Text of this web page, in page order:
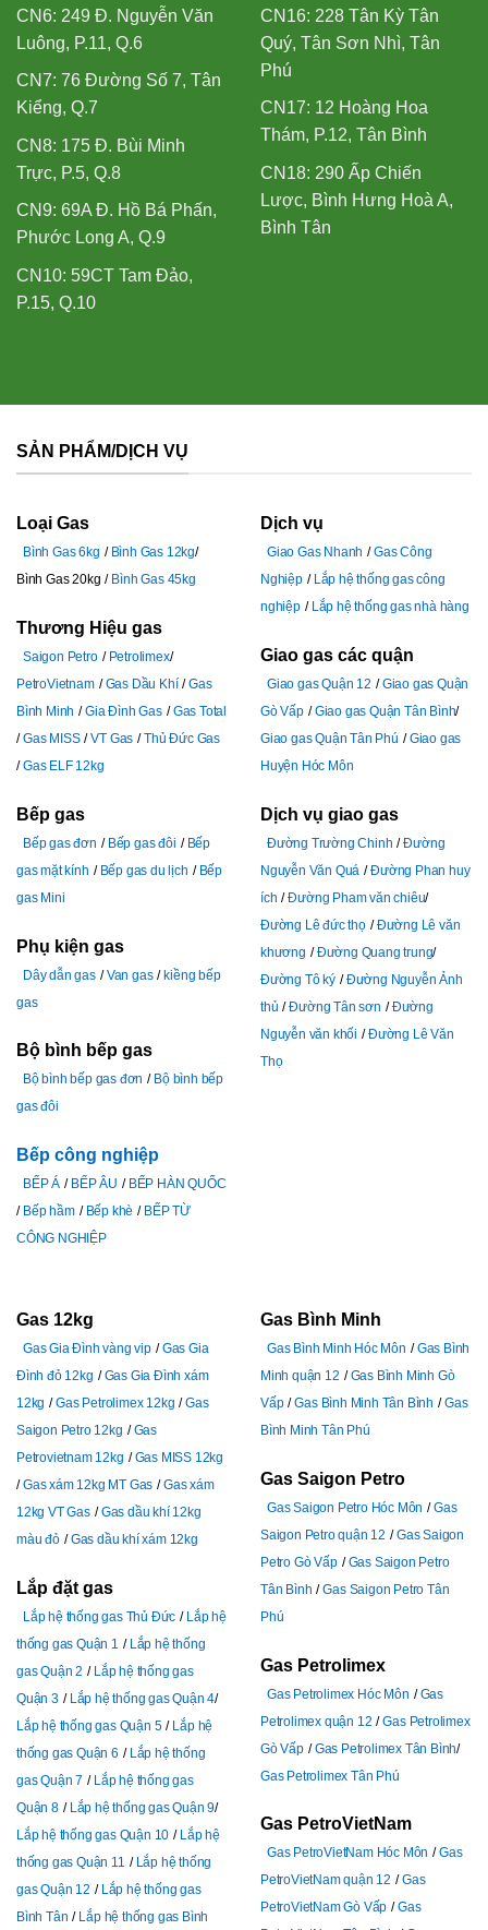
CN6: 249 Đ. Nguyễn Văn
Luông, P.11, Q.6
CN7: 76 Đường Số 7, Tân
Kiểng, Q.7
CN8: 175 Đ. Bùi Minh
Trực, P.5, Q.8
CN9: 69A Đ. Hồ Bá Phấn,
Phước Long A, Q.9
CN10: 59CT Tam Đảo,
P.15, Q.10
CN16: 228 Tân Kỳ Tân
Quý, Tân Sơn Nhì, Tân
Phú
CN17: 12 Hoàng Hoa
Thám, P.12, Tân Bình
CN18: 290 Ấp Chiến
Lược, Bình Hưng Hoà A,
Bình Tân
SẢN PHẨM/DỊCH VỤ
Loại Gas
Bình Gas 6kg
Bình Gas 12kg
Bình Gas 20kg
Bình Gas 45kg
Thương Hiệu gas
Saigon Petro
Petrolimex
PetroVietnam
Gas Dầu Khí
Gas
Bình Minh
Gia Đình Gas
Gas Total
Gas MISS
VT Gas
Thủ Đức Gas
Gas ELF 12kg
Bếp gas
Bếp gas đơn Bếp gas đôi
Bếp
gas mặt kính
Bếp gas du lịch
Bếp
gas Mini
Phụ kiện gas
Dây dẫn gas Van gas
kiềng bếp
gas
Bộ bình bếp gas
Bộ bình bếp gas đơn
Bộ bình bếp
gas đôi
Bếp công nghiệp
BẾP Á BẾP ÂU
BẾP HÀN QUỐC
Bếp hầm
Bếp khè
BẾP TỪ
CÔNG NGHIỆP
Dịch vụ
Giao Gas Nhanh
Gas Công
Nghiệp
Lắp hệ thống gas công
nghiệp
Lắp hệ thống gas nhà hàng
Giao gas các quận
Giao gas Quận 12
Giao gas Quận
Gò Vấp
Giao gas Quận Tân Bình
Giao gas Quận Tân Phú
Giao gas
Huyện Hóc Môn
Dịch vụ giao gas
Đường Trường Chinh
Đường
Nguyễn Văn Quá
Đường Phan huy
ích
Đường Pham văn chiêu
Đường Lê đức thọ
Đường Lê văn
khương
Đường Quang trung
Đường Tô ký
Đường Nguyễn Ảnh
thủ
Đường Tân sơn
Đường
Nguyễn văn khối
Đường Lê Văn
Thọ
Gas 12kg
Gas Gia Đình vàng vip
Gas Gia
Đình đỏ 12kg
Gas Gia Đình xám
12kg
Gas Petrolimex 12kg
Gas
Saigon Petro 12kg
Gas
Petrovietnam 12kg
Gas MISS 12kg
Gas xám 12kg MT Gas
Gas xám
12kg VT Gas
Gas dầu khí 12kg
màu đỏ
Gas dầu khí xám 12kg
Lắp đặt gas
Lắp hệ thống gas Thủ Đức
Lắp hệ
thống gas Quận 1
Lắp hệ thống
gas Quận 2
Lắp hệ thống gas
Quận 3
Lắp hệ thống gas Quận 4
Lắp hệ thống gas Quận 5
Lắp hệ
thống gas Quận 6
Lắp hệ thống
gas Quận 7
Lắp hệ thống gas
Quận 8
Lắp hệ thống gas Quận 9
Lắp hệ thống gas Quận 10
Lắp hệ
thống gas Quận 11
Lắp hệ thống
gas Quận 12
Lắp hệ thống gas
Bình Tân
Lắp hệ thống gas Bình
Gas Bình Minh
Gas Bình Minh Hóc Môn
Gas Bình
Minh quận 12
Gas Bình Minh Gò
Vấp
Gas Bình Minh Tân Bình
Gas
Bình Minh Tân Phú
Gas Saigon Petro
Gas Saigon Petro Hóc Môn
Gas
Saigon Petro quận 12
Gas Saigon
Petro Gò Vấp
Gas Saigon Petro
Tân Bình
Gas Saigon Petro Tân
Phú
Gas Petrolimex
Gas Petrolimex Hóc Môn
Gas
Petrolimex quận 12
Gas Petrolimex
Gò Vấp
Gas Petrolimex Tân Bình
Gas Petrolimex Tân Phú
Gas PetroVietNam
Gas PetroVietNam Hóc Môn
Gas
PetroVietNam quận 12
Gas
PetroVietNam Gò Vấp
Gas